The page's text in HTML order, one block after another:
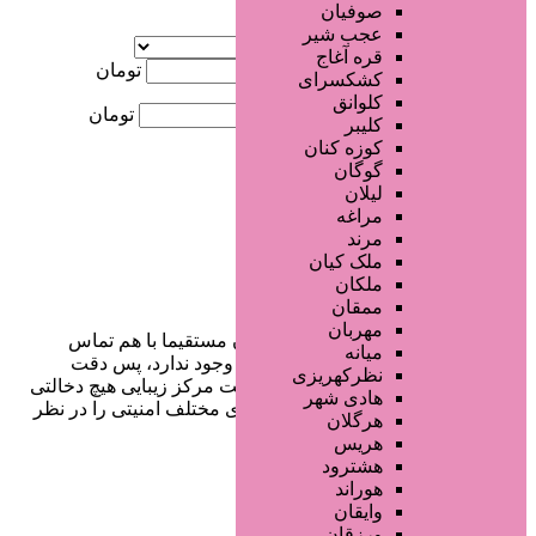
صوفیان
عجب شیر
قره آغاج
کشکسرای
کلوانق
کلیبر
کوزه کنان
گوگان
لیلان
مراغه
مرند
ملک کیان
ملکان
ممقان
مهربان
میانه
نظرکهریزی
هادی شهر
هرگلان
هریس
هشترود
هوراند
وایقان
کمترین قیمت
تومان
بیشترین قیمت تومان
در سایت تبلیغاتی مرکز زیبایی کاربران مستقیما با هم تماس
می‌گیرند و هیچ واسطه‌ای در این میان وجود ندارد، پس دقت
فرمایید که در خرید و فروشِ شما سایت مرکز زیبایی هیچ دخالتی
نداشته و کاربران باید خودشان جنبه‌های مختلف امنیتی را در نظر
دسترسی سریع